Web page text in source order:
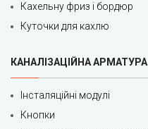
Кахельну фриз і бордюр
Куточки для кахлю
КАНАЛІЗАЦІЙНА АРМАТУРА
Інсталяційні модулі
Кнопки